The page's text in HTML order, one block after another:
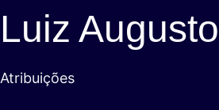
Luiz
Atribuições